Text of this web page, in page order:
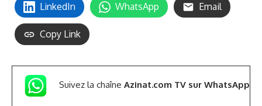
LinkedIn WhatsApp Email
Copy Link
Suivez la chaîne Azinat.com TV sur WhatsApp